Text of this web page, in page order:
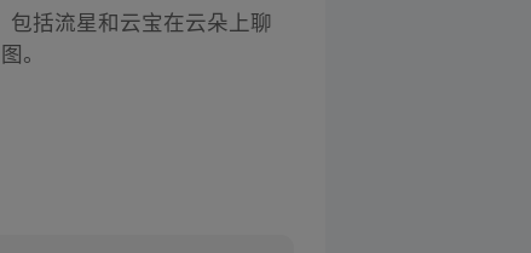
括流星和云宝在云朵上聊
。